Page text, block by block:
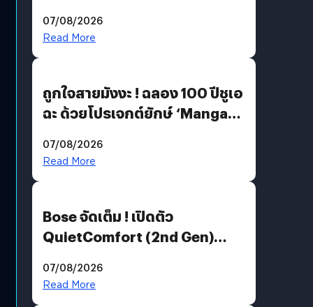
07/08/2026
Read More
ถูกใจสายมังงะ ! ฉลอง 100 ปีชูเอ
ฉะ ด้วยโปรเจกต์ยักษ์ ‘Manga
มีภาษาไทยด้วย
07/08/2026
Read More
Bose จัดเต็ม ! เปิดตัว
QuietComfort (2nd Gen)
07/08/2026
Read More